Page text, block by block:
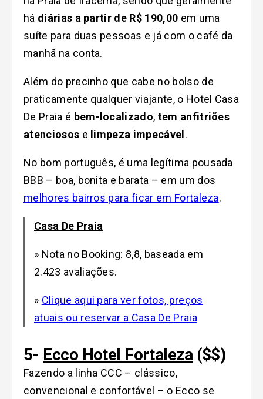
há diárias a partir de R$ 190,00 em uma
suíte para duas pessoas e já com o café da
manhã na conta.
Além do precinho que cabe no bolso de
praticamente qualquer viajante, o Hotel Casa
De Praia é bem-localizado, tem anfitriões
atenciosos e limpeza impecável .
No bom português, é uma legítima pousada
BBB – boa, bonita e barata – em um dos
melhores bairros para ficar em Fortaleza.
Casa De Praia
» Nota no Booking: 8,8, baseada em
2.423 avaliações.
» Clique aqui para ver fotos, preços
atuais ou reservar a Casa De Praia
5- Ecco Hotel Fortaleza($$)
Fazendo a linha CCC – clássico,
convencional e confortável – o Ecco se